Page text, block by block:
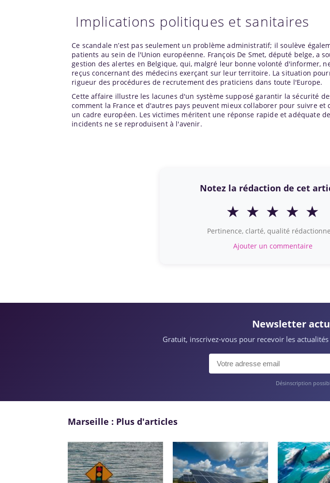
Implications politiques et sanitaires
Ce scandale n’est pas seulement un problème administratif; il soulève
patients au sein de l'Union européenne. François De Smet, député belge, a
gestion des alertes en Belgique, qui, malgré leur bonne volonté d'informer,
reçus concernant des médecins exerçant sur leur territoire. La situation
rigueur des procédures de recrutement des praticiens dans toute l'Europe.
Cette affaire illustre les lacunes d'un système supposé garantir la sécurité
comment la France et d'autres pays peuvent mieux collaborer pour suivre
un cadre européen. Les victimes méritent une réponse rapide et adéquate
incidents ne se reproduisent à l'avenir.
Notez la rédaction de cet
★ ★ ★ ★ ★
Pertinence, clarté, qualité
Ajouter un commentaire
Newsletter
Gratuit, inscrivez-vous pour recevoir les
Désinscription
Marseille : Plus d'articles